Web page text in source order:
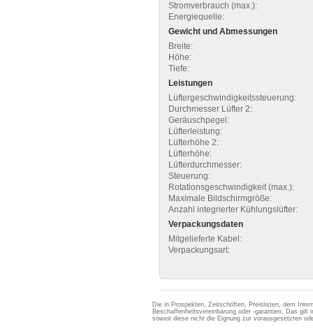
Stromverbrauch (max.):
Energiequelle:
Gewicht und Abmessungen
Breite:
Höhe:
Tiefe:
Leistungen
Lüftergeschwindigkeitssteuerung:
Durchmesser Lüfter 2:
Geräuschpegel:
Lüfterleistung:
Lüfterhöhe 2:
Lüfterhöhe:
Lüfterdurchmesser:
Steuerung:
Rotationsgeschwindigkeit (max.):
Maximale Bildschirmgröße:
Anzahl integrierter Kühlungslüfter:
Verpackungsdaten
Mitgelieferte Kabel:
Verpackungsart:
Die in Prospekten, Zeitschriften, Preislisten, dem
Beschaffenheitsvereinbarung oder -garantien. Das
soweit diese nicht die Eignung zur vorausgesetzten